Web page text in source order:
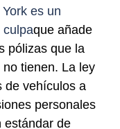
es un
culpaque añade
pólizas que la
tienen. La ley
de vehículos a
personales
estándar de